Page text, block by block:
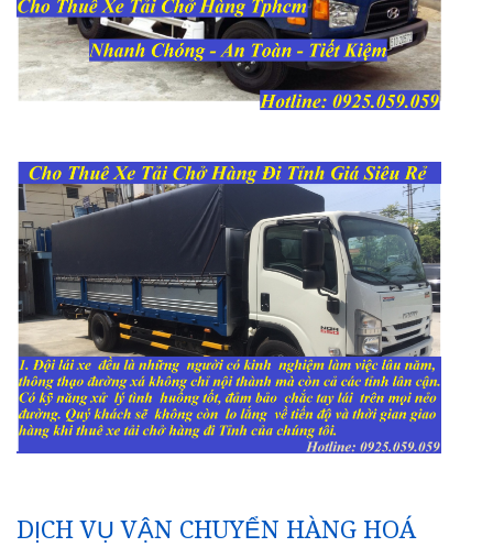
DỊCH VỤ VẬN CHUYỂN HÀNG HOÁ